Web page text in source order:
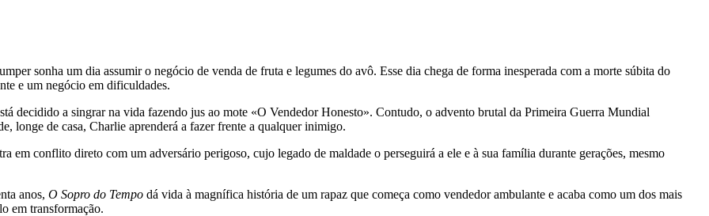
sonha um dia assumir o negócio de venda de fruta e legumes do avô. Esse dia chega de forma inesperada com a morte súbita do
e um negócio em dificuldades.
decidido a singrar na vida fazendo jus ao mote «O Vendedor Honesto». Contudo, o advento brutal da Primeira Guerra Mundial
longe de casa, Charlie aprenderá a fazer frente a qualquer inimigo.
em conflito direto com um adversário perigoso, cujo legado de maldade o perseguirá a ele e à sua família durante gerações, mesmo
anos, O Sopro do Tempo dá vida à magnífica história de um rapaz que começa como vendedor ambulante e acaba como um dos mais
em transformação.